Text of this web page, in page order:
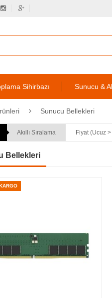
Sihirbazı Sunucu &
Sunucu Bellekleri
Akıllı Sıralama Fiyat (Ucuz
Bellekleri